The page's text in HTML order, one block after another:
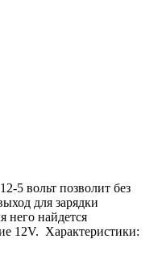
5 вольт позволит без
для зарядки
него найдется
12V. Характеристики: